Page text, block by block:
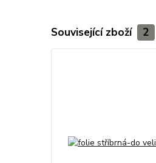
Související zboží 2